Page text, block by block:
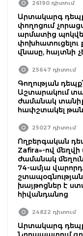
26190 դիտում
Արտակարգ
փողոցում
արմատից պոկվել
վնասը, հայտնի
25647 դիտում
Գողության
Աշտարակում
ժամանակ
հափշտակել
25027 դիտում
Ողբերգական
Zafira»-ով
ժամանակ
74-ամյա
շտապօգնության
խայթոցներ է
հիվանդանոց
24822 դիտում
Արտակարգ